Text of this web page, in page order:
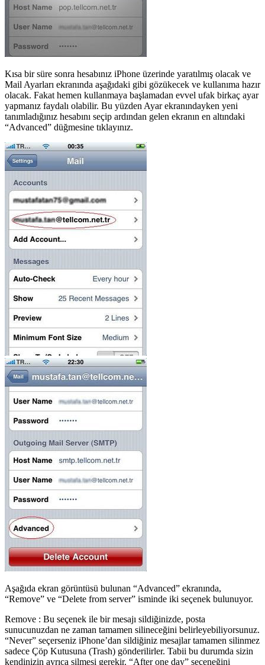
Kısa bir süre sonra hesabınız iPhone üzerinde yaratılmış olacak ve
Mail Ayarları ekranında aşağıdaki gibi gözükecek ve kullanıma hazır
olacak. Fakat hemen kullanmaya başlamadan evvel ufak birkaç ayar
yapmanız faydalı olabilir. Bu yüzden Ayar ekranındayken yeni
tanımladığınız hesabını seçip ardından gelen ekranın en altındaki
“Advanced” düğmesine tıklayınız.
Aşağıda ekran görüntüsü bulunan “Advanced” ekranında,
“Remove” ve “Delete from server” isminde iki seçenek bulunuyor.
Remove : Bu seçenek ile bir mesajı sildiğinizde, posta
sunucunuzdan ne zaman tamamen silineceğini belirleyebiliyorsunuz.
“Never” seçerseniz iPhone’dan sildiğiniz mesajlar tamamen silinmez
sadece Çöp Kutusuna (Trash) gönderilirler. Tabii bu durumda sizin
kendinizin ayrıca silmesi gerekir. “After one day” seçeneğini